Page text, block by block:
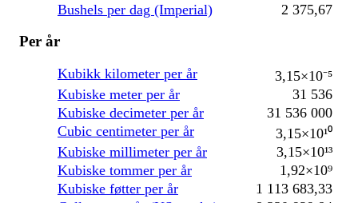
Bushels per dag (Imperial)
2 375,67
Per år
Kubikk kilometer per år
3,15×10⁻⁵
Kubiske meter per år
31 536
Kubiske decimeter per år
31 536 000
Cubic centimeter per år
3,15×10¹⁰
Kubiske millimeter per år
3,15×10¹³
Kubiske tommer per år
1,92×10⁹
Kubiske føtter per år
1 113 683,33